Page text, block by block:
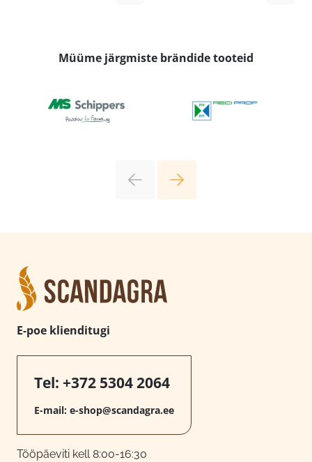
Müüme järgmiste brändide tooteid
E-poe klienditugi
Tel: +372 5304 2064
E-mail: e-shop@scandagra.ee
Tööpäeviti kell 8:00-16:30